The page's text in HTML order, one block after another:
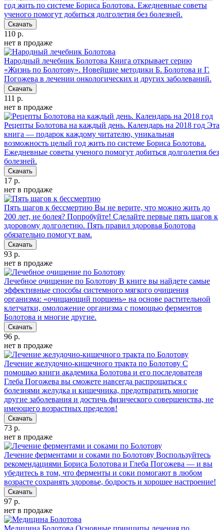
год жить по системе Бориса Болотова. Ежедневные советы
ученого помогут добиться долголетия без болезней.
Скачать
110 р.
нет в продаже
Народный лечебник Болотова Книга открывает серию
«Жизнь по Болотову». Новейшие методики Б. Болотова и Г.
Погожева в лечении онкологических и других заболеваний.
Скачать
111 р.
нет в продаже
Рецепты Болотова на каждый день. Календарь на 2018 год Эта
книга — подарок каждому читателю, уникальная
возможность целый год жить по системе Бориса Болотова.
Ежедневные советы ученого помогут добиться долголетия без
болезней.
Скачать
17 р.
нет в продаже
Пять шагов к бессмертию Вы не верите, что можно жить до
200 лет, не болея? Попробуйте! Сделайте первые пять шагов к
здоровому долголетию. Пять правил здоровья Болотова
обязательно помогут вам.
Скачать
93 р.
нет в продаже
Лечебное очищение по Болотову В книге вы найдете самые
эффективные способы системного мягкого очищения
организма: «очищающий поршень» на основе растительной
клетчатки, омоложение организма с помощью ферментов
Болотова и многие другие.
Скачать
96 р.
нет в продаже
Лечение желудочно-кишечного тракта по Болотову С
помощью книги академика Болотова и его последователя
Глеба Погожева вы сможете навсегда распрощаться с
болезнями желудка и кишечника, предотвратить многие
другие заболевания и достичь физического совершенства, не
имеющего возрастных пределов!
Скачать
73 р.
нет в продаже
Лечение ферментами и соками по Болотову Воспользуйтесь
рекомендациями Бориса Болотова и Глеба Погожева — и вы
убедитесь в том, что ферменты и соки помогают в любом
возрасте сохранять здоровье, бодрость и хорошее настроение!
Скачать
97 р.
нет в продаже
Медицина Болотова Основные принципы лечения по